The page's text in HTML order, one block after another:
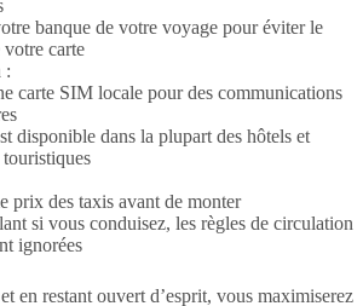
banque de votre voyage pour éviter le
votre carte
:
carte SIM locale pour des communications
disponible dans la plupart des hôtels et
touristiques
prix des taxis avant de monter
si vous conduisez, les règles de circulation
ignorées
en restant ouvert d’esprit, vous maximiserez